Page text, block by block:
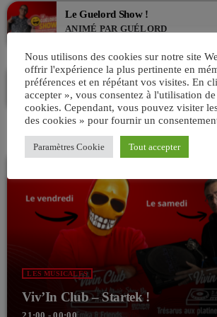
Le Guelord Show !
ANIMÉ PAR GUÉLORD
La playlist VIV’FM
MUSIC NON-STOP
20:00 - 00:00
LES MUSICALES
Viv’In Club – Startek !
Nous utilisons des cookies sur notre site
offrir l'expérience la plus pertinente en
préférences et en répétant vos visites. En
accepter », vous consentez à l'utilisation
cookies. Cependant, vous pouvez visiter
des cookies » pour fournir un
Paramètres Cookie Tout accepter